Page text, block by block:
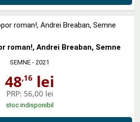
roman!, Andrei Breaban, Semne
SEMNE - 2021
48,16 lei
PRP: 56,00 lei
stoc indisponibil